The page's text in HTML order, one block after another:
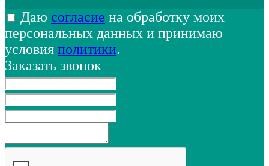
Даю согласие на обработку моих
персональных данных и принимаю
условия политики.
Заказать звонок